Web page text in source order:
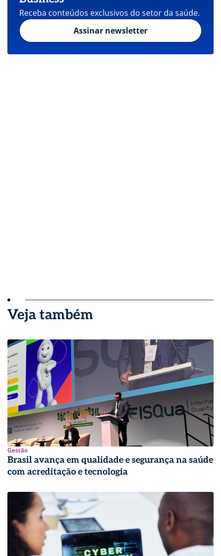
Receba conteúdos exclusivos do setor da saúde.
Assinar newsletter
Veja também
Gestão
Brasil avança em qualidade e segurança na saúde
com acreditação e tecnologia